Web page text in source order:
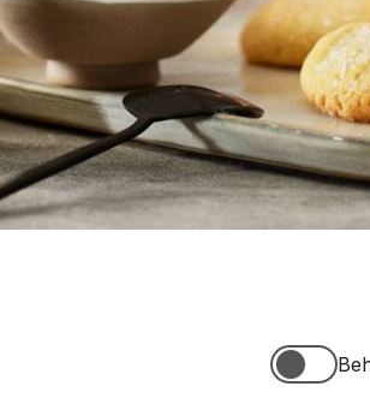
Behold